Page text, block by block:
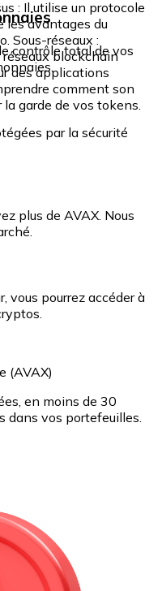
: Il utilise un protocole
les avantages du
Sous-réseaux :
blockchain
des applications
comment son
garde de vos tokens.
contrôle total de vos
par la sécurité
plus de AVAX. Nous
vous pourrez accéder à
(AVAX)
en moins de 30
dans vos portefeuilles.